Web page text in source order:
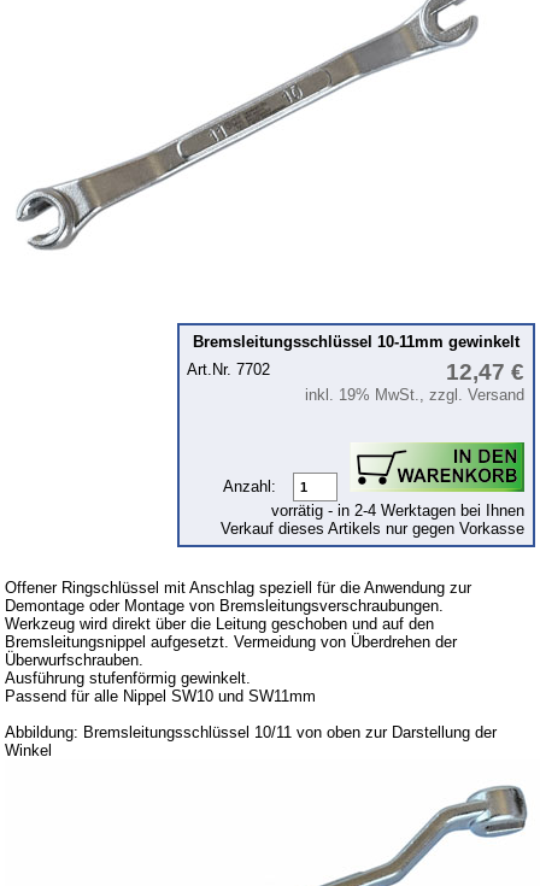
Vergaserdüsen
Pflegeprodukte
Wälzlager
Produktindex
Suchfunktion
Warenkorb
Bremsleitungsschlüssel 10-11mm gewinkelt
Art.Nr. 7702
12,47 €
inkl. 19% MwSt., zzgl. Versand
Anzahl:
vorrätig - in 2-4 Werktagen bei Ihnen
Verkauf dieses Artikels nur gegen Vorkasse
Offener Ringschlüssel mit Anschlag speziell für die Anwendung zur
Demontage oder Montage von Bremsleitungsverschraubungen.
Werkzeug wird direkt über die Leitung geschoben und auf den
Bremsleitungsnippel aufgesetzt. Vermeidung von Überdrehen der
Überwurfschrauben.
Ausführung stufenförmig gewinkelt.
Passend für alle Nippel SW10 und SW11mm
Abbildung: Bremsleitungsschlüssel 10/11 von oben zur Darstellung der
Winkel